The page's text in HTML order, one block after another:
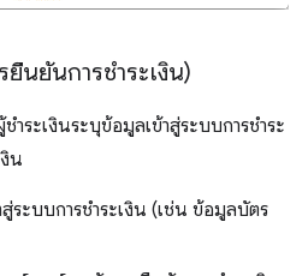
นยันการชําระเงิน)
ระเงินระบุข้อมูลเข้าสู่ระบบการชำระ
น
ระบบการชำระเงิน (เช่น ข้อมูลบัตร